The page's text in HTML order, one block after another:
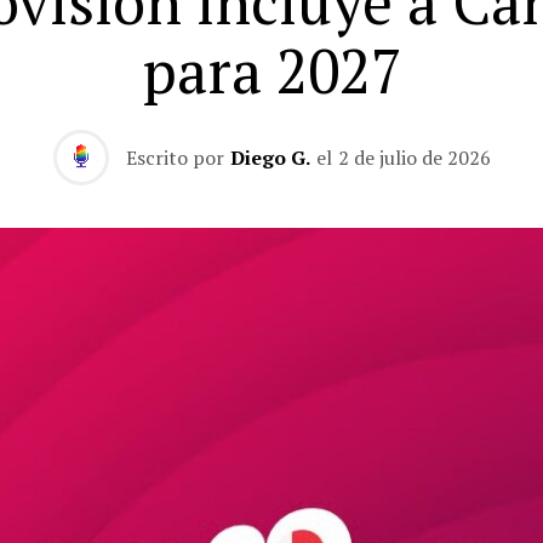
para 2027
Escrito por Diego G. el 2 de julio de 2026